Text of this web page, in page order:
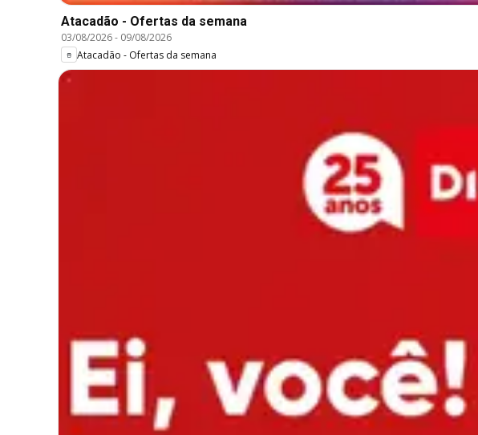
Atacadão - Ofertas da semana
03/08/2026- 09/08/2026
Atacadão - Ofertas da semana